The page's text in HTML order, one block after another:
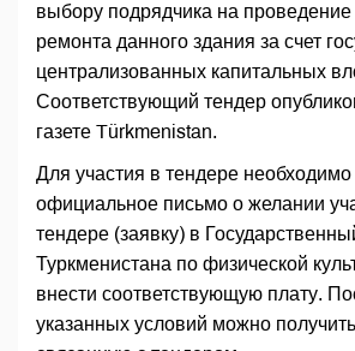
выбору подрядчика на проведение
ремонта данного здания за счет
централизованных капитальных
Соответствующий тендер
газете Türkmenistan.
Для участия в тендере
официальное письмо о желании
тендере (заявку) в
Туркменистана по физической
внести соответствующую плату.
указанных условий можно